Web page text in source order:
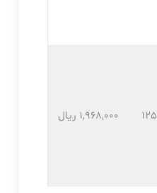
125 1,968,۰۰۰ ریال